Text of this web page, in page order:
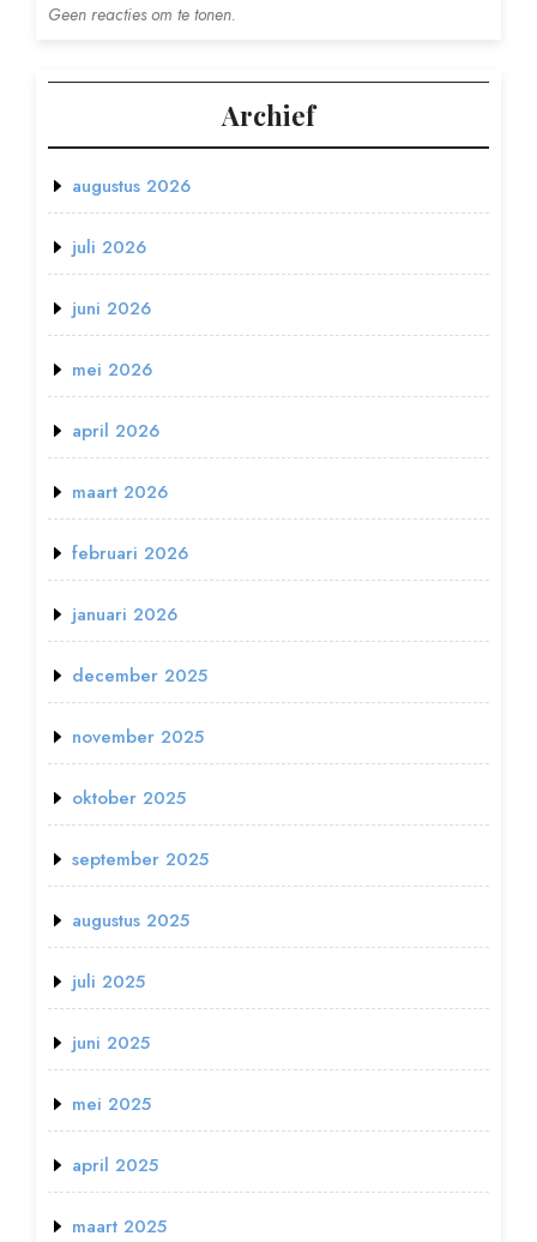
Geen reacties om te tonen.
Archief
augustus 2026
juli 2026
juni 2026
mei 2026
april 2026
maart 2026
februari 2026
januari 2026
december 2025
november 2025
oktober 2025
september 2025
augustus 2025
juli 2025
juni 2025
mei 2025
april 2025
maart 2025